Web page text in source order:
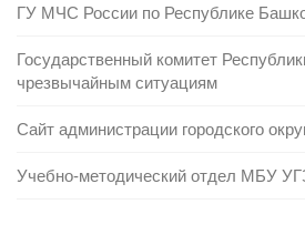
ГУ МЧС России по Республике
Государственный комитет
чрезвычайным ситуациям
Сайт администрации городского
Учебно-методический отдел МБУ